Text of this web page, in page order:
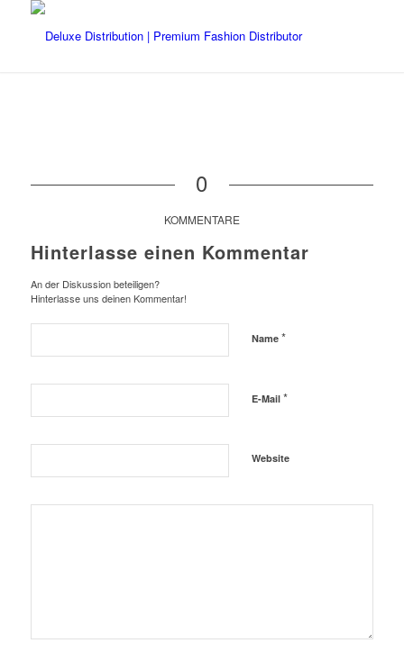
0
KOMMENTARE
Hinterlasse einen Kommentar
An der Diskussion beteiligen?
Hinterlasse uns deinen Kommentar!
Name *
E-Mail *
Website